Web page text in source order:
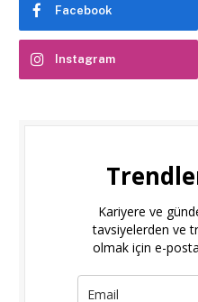
Facebook
Instagram
Kariyere ve
tavsiyelerden ve
olmak için e-